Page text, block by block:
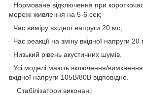
· Нормоване відключення при
мережі живлення на 5-6 сек;
· Час виміру вхідної напруги 20 мс;
· Час реакції на зміну вхідної напруги 20
· Низький рівень акустичних шумів.
· Усі моделі мають включення/
вхідної напруги 105В/80В відповідно.
Стабілізатори виконані: